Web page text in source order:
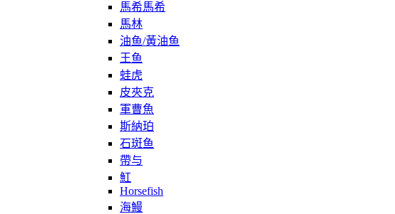
馬希馬希
馬林
油鱼/黃油鱼
王鱼
蛙虎
皮夾克
軍曹魚
斯納珀
石斑鱼
帶与
魟
Horsefish
海鰻